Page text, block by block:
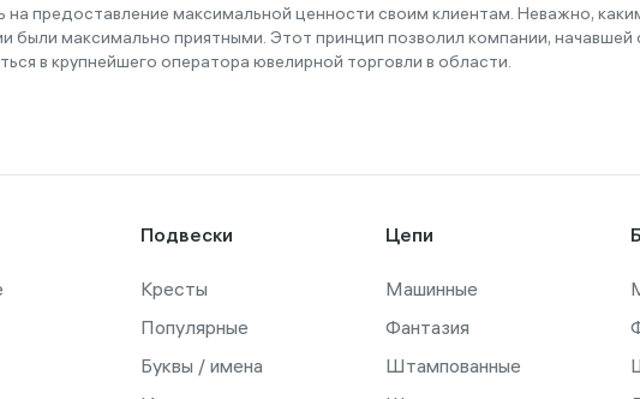
на предоставление максимальной ценности своим клиентам. Неважно,
были максимально приятными. Этот принцип позволил компании, начавшей
в крупнейшего оператора ювелирной торговли в области.
Подвески
Кресты
Популярные
Буквы / имена
Цепи
Машинные
Фантазия
Штампованные